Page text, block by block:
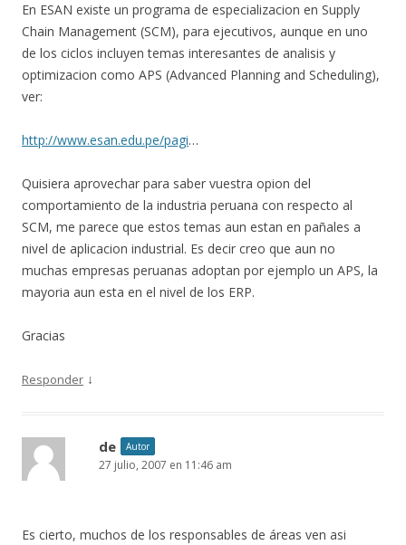
En ESAN existe un programa de especializacion en Supply
Chain Management (SCM), para ejecutivos, aunque en uno
de los ciclos incluyen temas interesantes de analisis y
optimizacion como APS (Advanced Planning and Scheduling),
ver:
http://www.esan.edu.pe/pagi…
Quisiera aprovechar para saber vuestra opion del
comportamiento de la industria peruana con respecto al
SCM, me parece que estos temas aun estan en pañales a
nivel de aplicacion industrial. Es decir creo que aun no
muchas empresas peruanas adoptan por ejemplo un APS, la
mayoria aun esta en el nivel de los ERP.
Gracias
Responder ↓
de Autor
27 julio, 2007 en 11:46 am
Es cierto, muchos de los responsables de áreas ven asi